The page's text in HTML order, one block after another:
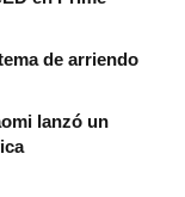
de arriendo
lanzó un